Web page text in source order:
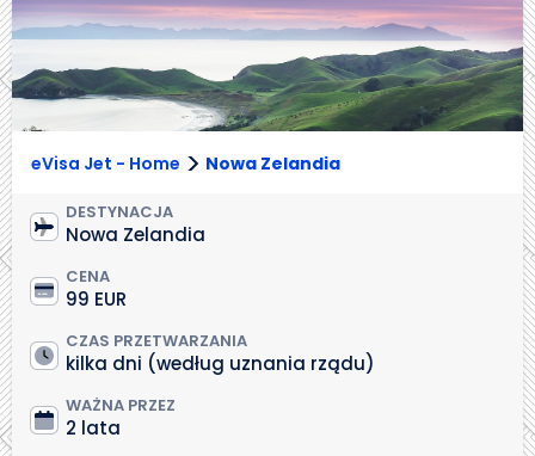
eVisa Jet - Home > Nowa Zelandia
DESTYNACJA
Nowa Zelandia
CENA
99 EUR
CZAS PRZETWARZANIA
kilka dni (według uznania rządu)
WAŻNA PRZEZ
2 lata